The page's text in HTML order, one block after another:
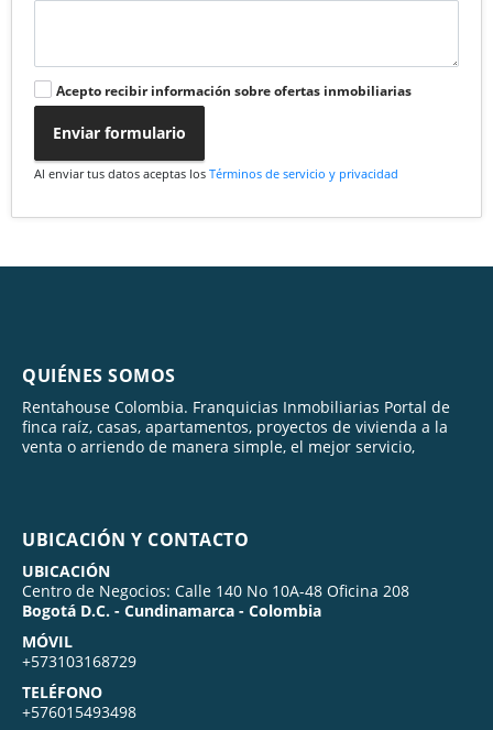
Acepto recibir información sobre ofertas inmobiliarias
Enviar formulario
Al enviar tus datos aceptas los Términos de servicio y privacidad
QUIÉNES SOMOS
Rentahouse Colombia. Franquicias Inmobiliarias Portal de
finca raíz, casas, apartamentos, proyectos de vivienda a la
venta o arriendo de manera simple, el mejor servicio,
UBICACIÓN Y CONTACTO
UBICACIÓN
Centro de Negocios: Calle 140 No 10A-48 Oficina 208
Bogotá D.C. - Cundinamarca - Colombia
MÓVIL
+573103168729
TELÉFONO
+576015493498